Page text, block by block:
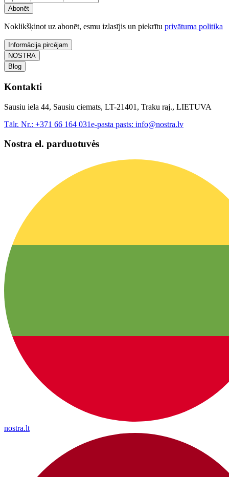
Abonēt
Noklikšķinot uz abonēt, esmu izlasījis un piekrītu privātuma politika
Informācija pircējam
NOSTRA
Blog
Kontakti
Sausiu iela 44, Sausiu ciemats, LT-21401, Traku raj., LIETUVA
Tālr. Nr.: +371 66 164 031e-pasta pasts: info@nostra.lv
Nostra el. parduotuvės
nostra.lt